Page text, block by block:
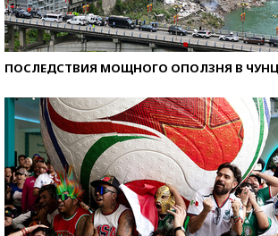
ПОСЛЕДСТВИЯ МОЩНОГО ОПОЛЗНЯ В